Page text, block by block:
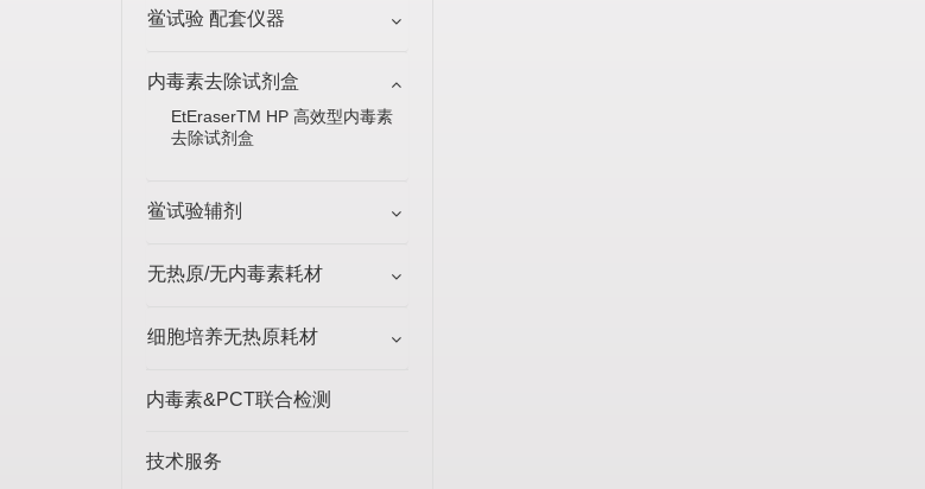
鲎试验 配套仪器
内毒素去除试剂盒
EtEraserTM HP 高效型内毒素
去除试剂盒
鲎试验辅剂
无热原/无内毒素耗材
细胞培养无热原耗材
内毒素&PCT联合检测
技术服务